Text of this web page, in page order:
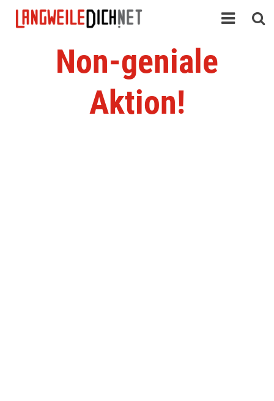
Non-geniale
Aktion!